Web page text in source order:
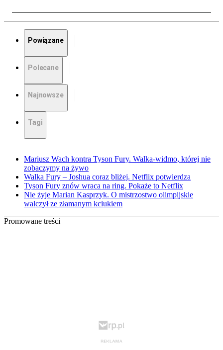
Powiązane
Polecane
Najnowsze
Tagi
Mariusz Wach kontra Tyson Fury. Walka-widmo, której nie
zobaczymy na żywo
Walka Fury – Joshua coraz bliżej. Netflix potwierdza
Tyson Fury znów wraca na ring. Pokaże to Netflix
Nie żyje Marian Kasprzyk. O mistrzostwo olimpijskie
walczył ze złamanym kciukiem
Promowane treści